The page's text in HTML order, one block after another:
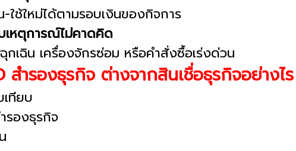
ใช้ใหม่ได้ตามรอบเงินของกิจการ
เหตุการณ์ไม่คาดคิด
กเฉิน เครื่องจักรซ่อม หรือคำสั่งซื้อเร่งด่วน
สำรองธุรกิจ ต่างจากสินเชื่อธุรกิจอย่างไร
เทียบ
รองธุรกิจ